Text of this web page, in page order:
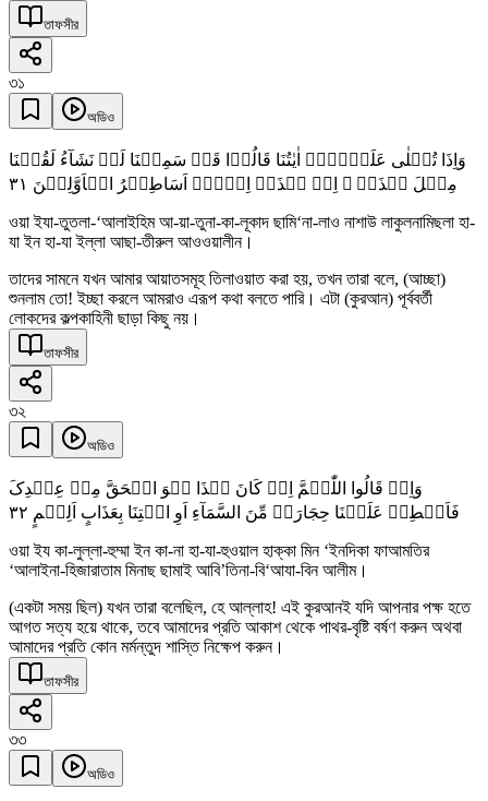
তাফসীর
৩১
অডিও
وَاِذَا تُتۡلٰی عَلَیۡہِمۡ اٰیٰتُنَا قَالُوۡا قَدۡ سَمِعۡنَا لَوۡ نَشَآءُ لَقُلۡنَا
مِثۡلَ ہٰذَاۤ ۙ اِنۡ ہٰذَاۤ اِلَّاۤ اَسَاطِیۡرُ الۡاَوَّلِیۡنَ ٣١
ওয়া ইযা-তুতলা-‘আলাইহিম আ-য়া-তুনা-কা-লূকাদ ছামি‘না-লাও নাশাউ লাকুলনামিছলা হা-
যা ইন হা-যা ইল্লা আছা-তীরুল আওওয়ালীন।
তাদের সামনে যখন আমার আয়াতসমূহ তিলাওয়াত করা হয়, তখন তারা বলে, (আচ্ছা)
শুনলাম তো! ইচ্ছা করলে আমরাও এরূপ কথা বলতে পারি। এটা (কুরআন) পূর্ববর্তী
লোকদের কল্পকাহিনী ছাড়া কিছু নয়।
তাফসীর
৩২
অডিও
وَاِذۡ قَالُوا اللّٰہُمَّ اِنۡ کَانَ ہٰذَا ہُوَ الۡحَقَّ مِنۡ عِنۡدِکَ
فَاَمۡطِرۡ عَلَیۡنَا حِجَارَۃً مِّنَ السَّمَآءِ اَوِ ائۡتِنَا بِعَذَابٍ اَلِیۡمٍ ٣٢
ওয়া ইয কা-লুল্লা-হুম্মা ইন কা-না হা-যা-হুওয়াল হাক্কা মিন ‘ইনদিকা ফাআমতির
‘আলাইনা-হিজারাতাম মিনাছ ছামাই আবি’তিনা-বি‘আযা-বিন আলীম।
(একটা সময় ছিল) যখন তারা বলেছিল, হে আল্লাহ! এই কুরআনই যদি আপনার পক্ষ হতে
আগত সত্য হয়ে থাকে, তবে আমাদের প্রতি আকাশ থেকে পাথর-বৃষ্টি বর্ষণ করুন অথবা
আমাদের প্রতি কোন মর্মন্তুদ শাস্তি নিক্ষেপ করুন।
তাফসীর
৩৩
অডিও